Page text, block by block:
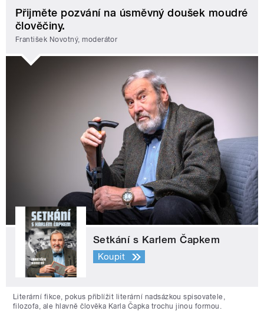
Přijměte pozvání na úsměvný doušek moudré
člověčiny.
František Novotný, moderátor
Setkání s Karlem Čapkem
Koupit
Literární fikce, pokus přiblížit literární nadsázkou spisovatele,
filozofa, ale hlavně člověka Karla Čapka trochu jinou formou.